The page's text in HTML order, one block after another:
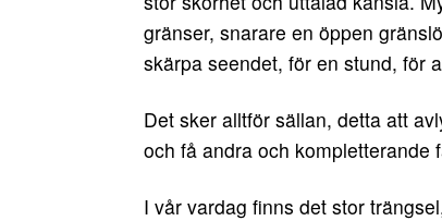
gränser, snarare en öppen
skärpa seendet, för en stund, för
Det sker alltför sällan, detta att
och få andra och kompletterande
I vår vardag finns det stor